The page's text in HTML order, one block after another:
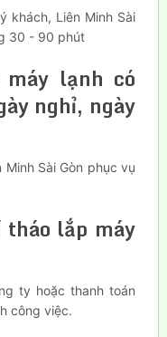
khách, Liên Minh Sài
30 - 90 phút
lạnh có
nghỉ, ngày
Sài Gòn phục vụ
tháo lắp máy
ty hoặc thanh toán
công việc.